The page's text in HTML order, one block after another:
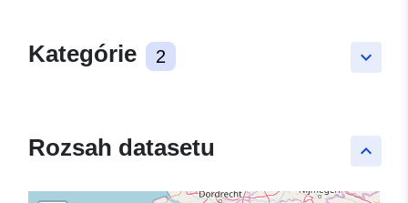
keyboard_arrow_down
Kategórie 2
keyboard_arrow_up
Rozsah datasetu